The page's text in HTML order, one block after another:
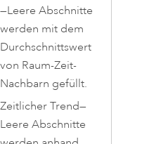
—Leere Abschnitte
werden mit dem
Durchschnittswert
von Raum-Zeit-
Nachbarn gefüllt.
Zeitlicher Trend—
Leere Abschnitte